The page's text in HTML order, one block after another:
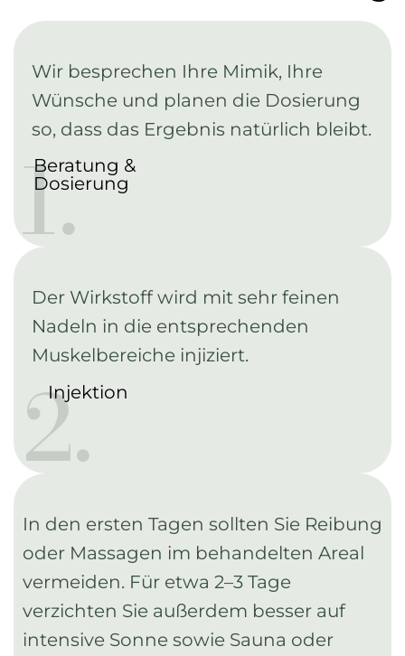
Wir besprechen Ihre Mimik, Ihre
Wünsche und planen die Dosierung
so, dass das Ergebnis natürlich bleibt.
1.
Beratung &
Dosierung
Der Wirkstoff wird mit sehr feinen
Nadeln in die entsprechenden
Muskelbereiche injiziert.
2.
Injektion
In den ersten Tagen sollten Sie Reibung
oder Massagen im behandelten Areal
vermeiden. Für etwa 2–3 Tage
verzichten Sie außerdem besser auf
intensive Sonne sowie Sauna oder